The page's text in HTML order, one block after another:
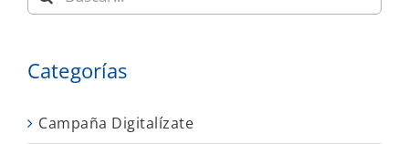
Categorías
Campaña Digitalízate